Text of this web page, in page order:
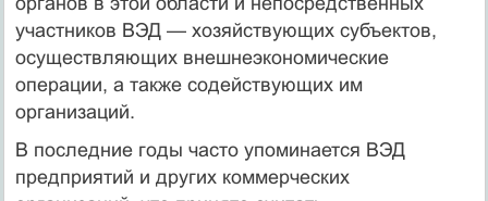
участников ВЭД — хозяйствующих субъектов,
осуществляющих внеш­неэкономические
операции, а также содействующих им
организаций.
В последние годы часто упоминается ВЭД
предприятий и других коммерческих